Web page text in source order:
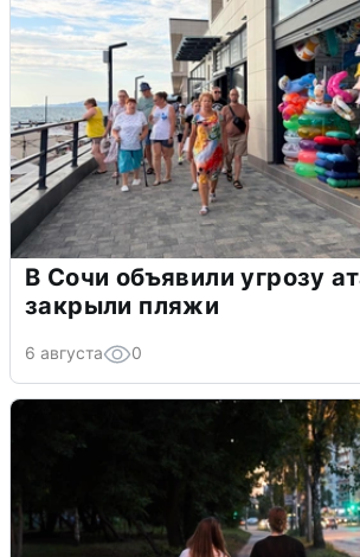
В Сочи объявили угрозу
закрыли пляжи
6 августа 0